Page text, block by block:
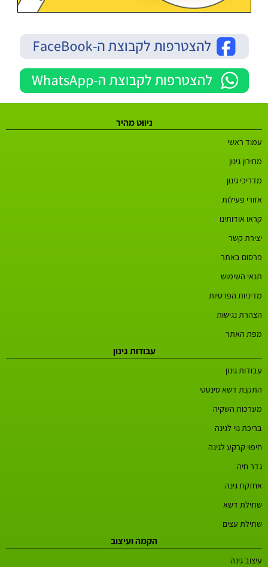
ניווט מהיר
עמוד ראשי
מחירון גינון
מדריכי גינון
אזורי פעילות
קראו אודותינו
יצירת קשר
פרסום באתר
תנאי השימוש
מדיניות הפרטיות
הצהרת נגישות
מפת האתר
עבודות גינון
עבודות גינון
התקנת דשא סינטטי
מערכות השקיה
בריכת נוי לגינה
חיפוי קרקע לגינה
גדר חיה
אחזקת גינה
שתילת דשא
שתילת עצים
הקמה ועיצוב
עיצוב גינה